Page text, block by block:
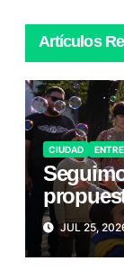
Artículos
CIUDAD
JUL 25,